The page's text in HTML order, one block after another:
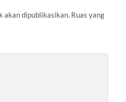
akan dipublikasikan. Ruas yang